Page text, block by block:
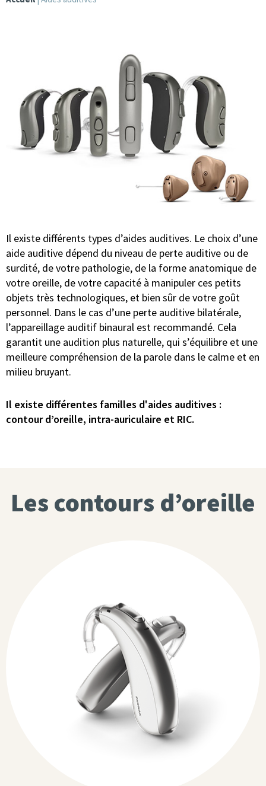
Il existe différents types d’aides auditives. Le choix d’une
aide auditive dépend du niveau de perte auditive ou de
surdité, de votre pathologie, de la forme anatomique de
votre oreille, de votre capacité à manipuler ces petits
objets très technologiques, et bien sûr de votre goût
personnel. Dans le cas d’une perte auditive bilatérale,
l’appareillage auditif binaural est recommandé. Cela
garantit une audition plus naturelle, qui s’équilibre et une
meilleure compréhension de la parole dans le calme et en
milieu bruyant.
Il existe différentes familles d'aides auditives :
contour d’oreille, intra-auriculaire et RIC.
Les contours d’oreille